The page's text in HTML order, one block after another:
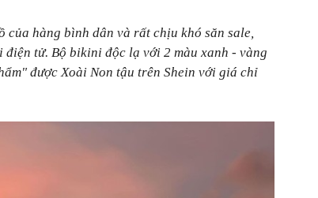
của hàng bình dân và rất chịu khó săn sale,
điện tử. Bộ bikini độc lạ với 2 màu xanh - vàng
được Xoài Non tậu trên Shein với giá chỉ